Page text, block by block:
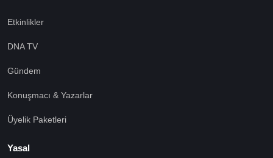
Etkinlikler
DNA TV
Gündem
Konuşmacı & Yazarlar
Üyelik Paketleri
Yasal